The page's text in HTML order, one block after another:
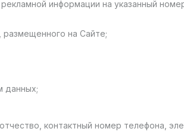
информации на указанный
размещенного на Сайте;
данных;
контактный номер телефона,